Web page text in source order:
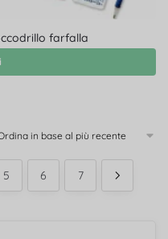
farfalla
5 6 7